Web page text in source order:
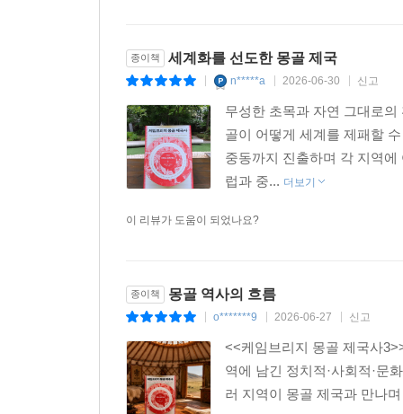
쿠데타와 암살은 정치적 혼란을 더욱 부추겼다.
쇠락하고 중심의 권위는 극도로 축소되었다.
데이비드 로빈슨(「몽골 제국의 속의 고려」)과
변경에 위치한 고려의 국왕은 칭기스계의 부마
서쪽 변경에 위치한 조지아와 캅카스 지역은 유
상업과 예술 발전을 구가했다.
무역로와 연결시켰다. 모스크바는 이 시기의 발
있었다. 니콜라 디 코스모(「몽골과 유럽」)는
또한 역사상 가장 중요한 발명품 중 하나인 화약
레우벤 아미타이(「몽골과 아랍 중동」)는 오늘
종이책 세계화를 선도한 몽골 제국
n*****a 2026-06-30 신고
무성한 초목과 자연 그대로
골이 어떻게 세계를 제패할
중동까지 진출하며 각 지역
럽과 중... 더보기
이 리뷰가 도움이 되었나요?
종이책 몽골 역사의 흐름
o*******9 2026-06-27 신고
<<케임브리지 몽골 제국사
역에 남긴 정치적·사회적·문
러 지역이 몽골 제국과 만나